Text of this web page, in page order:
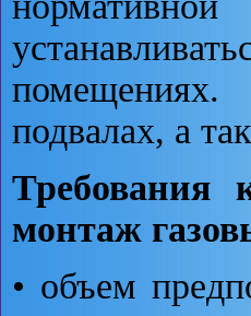
подвалах, а
Требования
монтаж
• объем